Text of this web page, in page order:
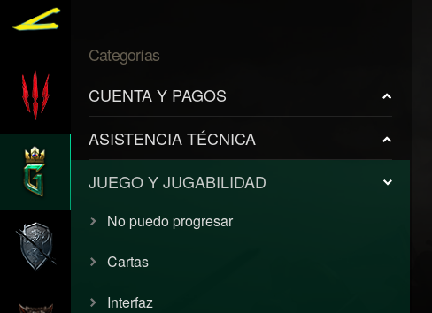
Categorías
CUENTA Y PAGOS
ASISTENCIA TÉCNICA
JUEGO Y JUGABILIDAD
No puedo progresar
Cartas
Interfaz